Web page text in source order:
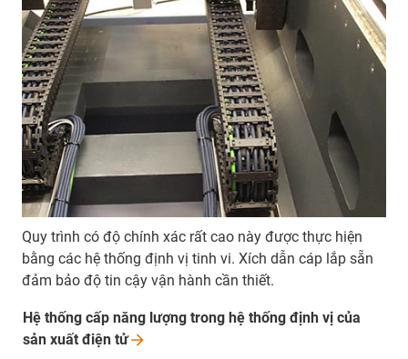
Quy trình có độ chính xác rất cao này được thực hiện
bằng các hệ thống định vị tinh vi. Xích dẫn cáp lắp sẵn
đảm bảo độ tin cậy vận hành cần thiết.
Hệ thống cấp năng lượng trong hệ thống định vị của
sản xuất điện tử